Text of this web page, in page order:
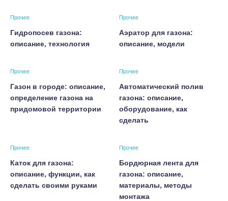
Прочее
Гидропосев газона:
описание, технология
Прочее
Аэратор для газона:
описание, модели
Прочее
Газон в городе: описание,
определение газона на
придомовой территории
Прочее
Автоматический полив
газона: описание,
оборудование, как
сделать
Прочее
Каток для газона:
описание, функции, как
сделать своими руками
Прочее
Бордюрная лента для
газона: описание,
материалы, методы
монтажа